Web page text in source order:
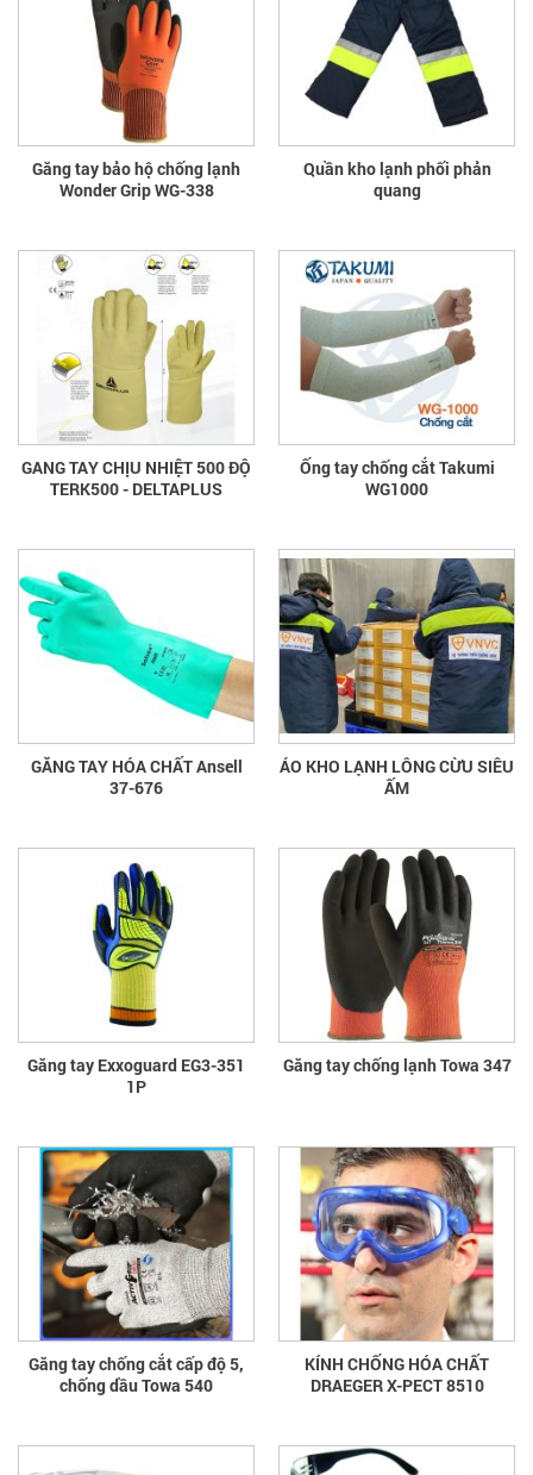
Găng tay bảo hộ chống lạnh
Wonder Grip WG-338
Quần kho lạnh phối phản
quang
GANG TAY CHỊU NHIỆT 500 ĐỘ
TERK500 - DELTAPLUS
Ống tay chống cắt Takumi
WG1000
GĂNG TAY HÓA CHẤT Ansell
37-676
ÁO KHO LẠNH LÔNG CỪU SIÊU
ẤM
Găng tay Exxoguard EG3-351
1P
Găng tay chống lạnh Towa 347
Găng tay chống cắt cấp độ 5,
chống dầu Towa 540
KÍNH CHỐNG HÓA CHẤT
DRAEGER X-PECT 8510